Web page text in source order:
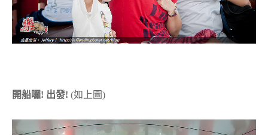
開船囉! 出發! (如上圖)